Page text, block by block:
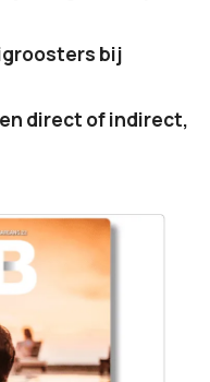
bij
direct of indirect,